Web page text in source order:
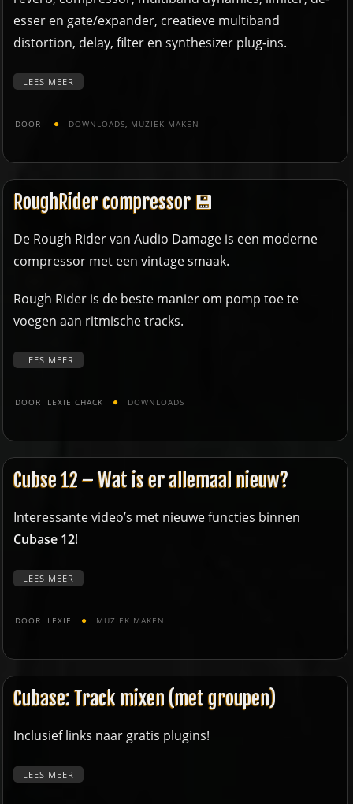
esser en gate/expander, creatieve multiband
distortion, delay, filter en synthesizer plug-ins.
LEES MEER
DOOR DOWNLOADS MUZIEK MAKEN
RoughRider compressor 💾
De Rough Rider van Audio Damage is een moderne
compressor met een vintage smaak.
Rough Rider is de beste manier om pomp toe te
voegen aan ritmische tracks.
LEES MEER
DOOR LEXIE CHACK DOWNLOADS
Cubse 12 – Wat is er allemaal nieuw?
Interessante video’s met nieuwe functies binnen
Cubase 12!
LEES MEER
DOOR LEXIE MUZIEK MAKEN
Cubase: Track mixen (met groupen)
Inclusief links naar gratis plugins!
LEES MEER